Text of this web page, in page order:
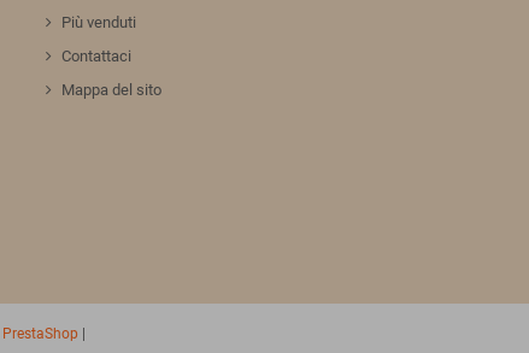
Più venduti
Contattaci
Mappa del sito
PrestaShop